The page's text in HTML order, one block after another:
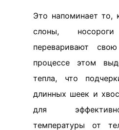
Это напоминает то,
слоны,
переваривают
процессе этом
тепла, что
длинных шеек и
для
температуры от